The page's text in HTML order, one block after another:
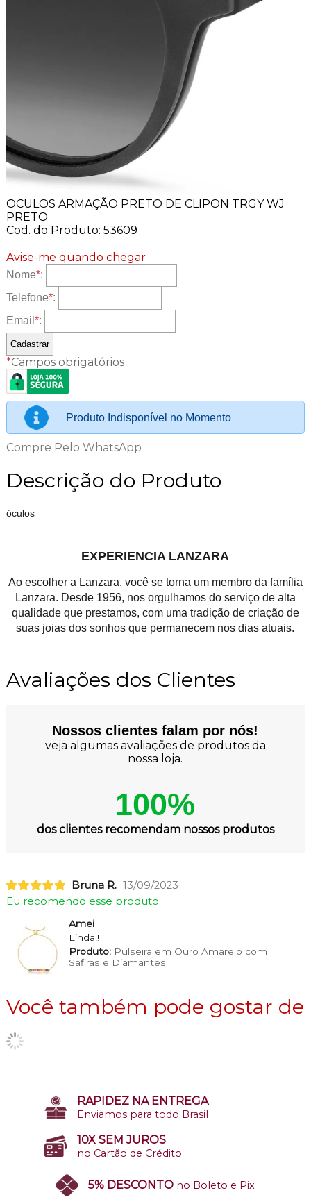
OCULOS ARMAÇÃO PRETO DE CLIPON TRGY WJ
PRETO
Cod. do Produto: 53609
Avise-me quando chegar
Nome*:
Telefone*:
Email *:
*Campos obrigatórios
Produto Indisponível no Momento
Compre Pelo WhatsApp
Descrição do Produto
óculos
EXPERIENCIA LANZARA
Ao escolher a Lanzara, você se torna um membro da família
Lanzara. Desde 1956, nos orgulhamos do serviço de alta
qualidade que prestamos, com uma tradição de criação de
suas joias dos sonhos que permanecem nos dias atuais.
Avaliações dos Clientes
Nossos clientes falam por nós!
veja algumas avaliações de produtos da
nossa loja.
100%
dos clientes recomendam nossos produtos
Bruna R. 13/09/2023
Eu recomendo esse produto.
Amei
Linda!!
Produto:Pulseira em Ouro Amarelo com
Safiras e Diamantes
Você também pode gostar de
RAPIDEZ NA ENTREGA
Enviamos para todo Brasil
10X SEM JUROS
no Cartão de Crédito
5% DESCONTO no Boleto e Pix